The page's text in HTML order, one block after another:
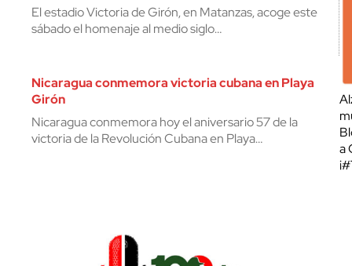
El estadio Victoria de Girón, en Matanzas, acoge este
sábado el homenaje al medio siglo…
Nicaragua conmemora victoria cubana en Playa
Girón
Nicaragua conmemora hoy el aniversario 57 de la
victoria de la Revolución Cubana en Playa…
a